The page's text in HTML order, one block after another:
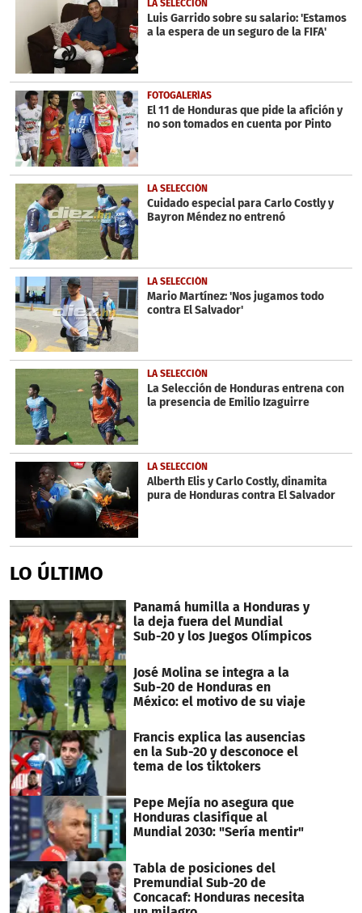
seconds
LA SELECCIÓN
Luis Garrido sobre su salario: 'Estamos
a la espera de un seguro de la FIFA'
FOTOGALERÍAS
El 11 de Honduras que pide la afición y
no son tomados en cuenta por Pinto
LA SELECCIÓN
Cuidado especial para Carlo Costly y
Bayron Méndez no entrenó
LA SELECCIÓN
Mario Martínez: 'Nos jugamos todo
contra El Salvador'
LA SELECCIÓN
La Selección de Honduras entrena con
la presencia de Emilio Izaguirre
LA SELECCIÓN
Alberth Elis y Carlo Costly, dinamita
pura de Honduras contra El Salvador
LO ÚLTIMO
Panamá humilla a Honduras y
la deja fuera del Mundial
Sub-20 y los Juegos Olímpicos
José Molina se integra a la
Sub-20 de Honduras en
México: el motivo de su viaje
Francis explica las ausencias
en la Sub-20 y desconoce el
tema de los tiktokers
Pepe Mejía no asegura que
Honduras clasifique al
Mundial 2030: "Sería mentir"
Tabla de posiciones del
Premundial Sub-20 de
Concacaf: Honduras necesita